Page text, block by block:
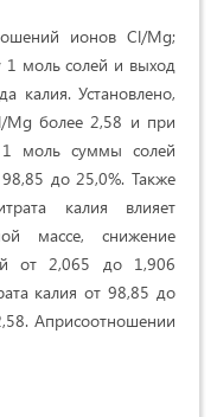
ионов Cl/Mg;
моль солей и выход
калия. Установлено,
Mg более 2,58 и при
моль суммы солей
до 25,0%. Также
калия влияет
массе, снижение
от 2,065 до 1,906
калия от 98,85 до
Априсоотношении